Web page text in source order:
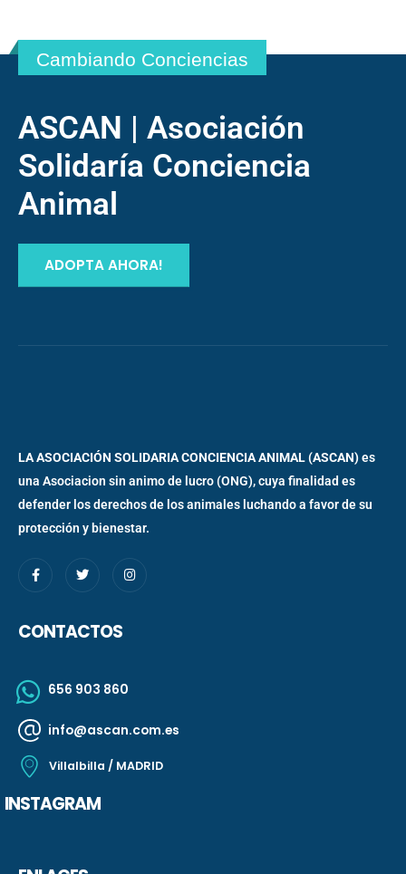
Cambiando Conciencias
ASCAN | Asociación
Solidaría Conciencia
Animal
ADOPTA AHORA!
LA ASOCIACIÓN SOLIDARIA CONCIENCIA ANIMAL (ASCAN)es
una Asociacion sin animo de lucro (ONG), cuya finalidad es
defender los derechos de los animales luchando a favor de su
protección y bienestar.
CONTACTOS
656 903 860
info@ascan.com.es
Villalbilla / MADRID
INSTAGRAM